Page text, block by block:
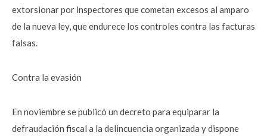
extorsionar por inspectores que cometan excesos al amparo
de la nueva ley, que endurece los controles contra las facturas
falsas.
Contra la evasión
En noviembre se publicó un decreto para equiparar la
defraudación fiscal a la delincuencia organizada y dispone